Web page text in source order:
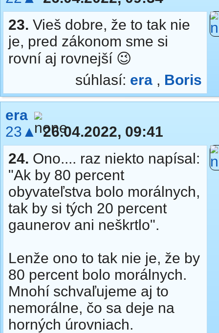
23. Vieš dobre, že to tak nie
je, pred zákonom sme si
rovní aj rovnejší 😉
súhlasí: era , Boris
era
23▲ 26.04.2022, 09:41
24. Ono.... raz niekto napísal:
"Ak by 80 percent
obyvateľstva bolo morálnych,
tak by si tých 20 percent
gaunerov ani neškrtlo".
Lenže ono to tak nie je, že by
80 percent bolo morálnych.
Mnohí schvaľujeme aj to
nemorálne, čo sa deje na
horných úrovniach.